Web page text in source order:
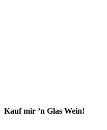
Kauf mir ’n Glas Wein!